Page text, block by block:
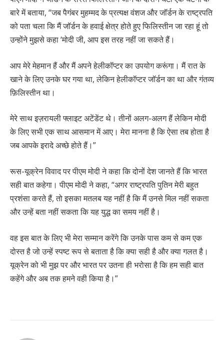
बारे में बताया, “जब पैगंबर मुहम्मद के प्रत्यक्ष वंशज और जॉर्डन के राष्ट्रपति
को पता चला कि मैं जॉर्डन के हवाई क्षेत्र होते हुए फिलिस्तीन जा रहा हूं तो
उन्होंने मुझसे कहा ‘मोदी जी, आप इस तरह नहीं जा सकते हैं।
आप मेरे मेहमान हैं और मैं अपने हेलीकॉप्टर का उपयोग करूंगा। मैं रात के
खाने के लिए उनके घर गया था, लेकिन हेलीकॉप्टर जॉर्डन का था और गंतव्य
फ़िलिस्तीन था।
मेरे साथ इज़रायली फ्लाइट अटेंडेंट थे। तीनों अलग-अलग हैं लेकिन मोदी
के लिए सभी एक साथ आसमान में आए। मेरा मानना है कि ऐसा तब होता है
जब आपके इरादे अच्छे होते हैं।”
रूस-यूक्रेन विवाद पर पीएम मोदी ने कहा कि दोनों देश जानते हैं कि भारत
सही बात कहेगा। पीएम मोदी ने कहा, “अगर राष्ट्रपति पुतिन मेरी बहुत
प्रशंसा करते हैं, तो इसका मतलब यह नहीं है कि मैं उनसे मिल नहीं सकता
और उन्हें बता नहीं सकता कि यह युद्ध का समय नहीं है।
वह इस बात के लिए भी मेरा सम्मान करेंगे कि उनके पास कम से कम एक
दोस्त है जो उन्हें स्पष्ट रूप से बताता है कि क्या सही है और क्या गलत है।
यूक्रेन को भी मुझ पर और भारत पर उतना ही भरोसा है कि हम सही बात
कहेंगे और अब तक हमने वही किया है।”